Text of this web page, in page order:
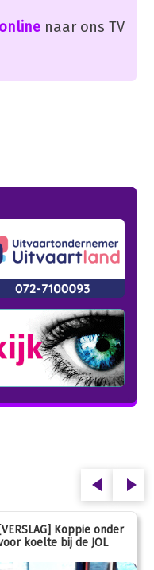
naar ons TV
[VERSLAG] Koppie onder
koelte bij de JOL